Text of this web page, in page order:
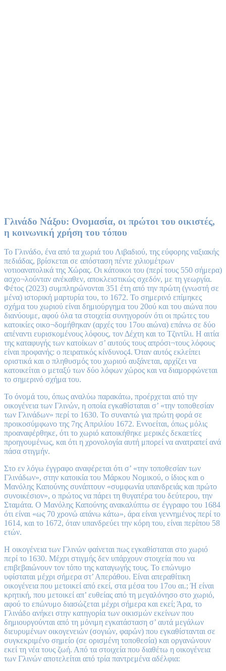
Γλινάδο Νάξου: Ονομασία, οι πρώτοι του οικιστές,
η κοινωνική χρήση του τόπου
Το Γλινάδο, ένα από τα χωριά του Λιβαδιού, της εύφορης ναξιακής
πεδιάδας, βρίσκεται σε απόσταση πέντε χιλιομέτρων
νοτιοανατολικά της Χώρας. Οι κάτοικοι του (περί τους 550 σήμερα)
ασχο¬λούνταν ανέκαθεν, αποκλειστικώς σχεδόν, με τη γεωργία.
Φέτος (2023) συμπληρώνονται 351 έτη από την πρώτη (γνωστή σε
μένα) ιστορική μαρτυρία του, το 1672. Το σημερινό επίμηκες
σχήμα του χωριού είναι δημιούργημα του 20ού και του αιώνα που
διανύουμε, αφού όλα τα στοιχεία συνηγορούν ότι οι πρώτες του
κατοικίες οικο¬δομήθηκαν (αρχές του 17ου αιώνα) επάνω σε δύο
απέναντι ευρισκομένους λόφους, τον Δέχτη και το Τζιντίλι. Η αιτία
της καταφυγής των κατοίκων σ’ αυτούς τους απρόσι¬τους λόφους
είναι προφανής: ο πειρατικός κίνδυνος4. Όταν αυτός εκλείπει
οριστικά και ο πληθυσμός του χωριού αυξάνεται, αρχίζει να
κατοικείται ο μεταξύ των δύο λόφων χώρος και να διαμορφώνεται
το σημερινό σχήμα του.
Το όνομά του, όπως αναλύω παρακάτω, προέρχεται από την
οικογένεια των Γλινών, η οποία εγκαθίσταται σ’ «την τοποθεσίαν
των Γλινάδων» περί το 1630. Το συναντώ για πρώτη φορά σε
προικοσύμφωνο της 7ης Απριλίου 1672. Εννοείται, όπως μόλις
προαναφέρθηκε, ότι το χωριό κατοικήθηκε μερικές δεκαετίες
προηγουμένως, και ότι η χρονολογία αυτή μπορεί να ανατραπεί ανά
πάσα στιγμήν.
Στο εν λόγω έγγραφο αναφέρεται ότι σ’ «την τοποθεσίαν των
Γλινάδων», στην κατοικία του Μάρκου Νομικού, ο ίδιος και ο
Μανόλης Καπούνης συνάπτουν «συμφωνία υπανδρειάς και πρώτο
συνοικέσιον», ο πρώτος να πάρει τη θυγατέρα του δεύτερου, την
Σταμάτα. Ο Μανόλης Καπούνης ανακαλύπτω σε έγγραφο του 1684
ότι είναι «ως 70 χρονώ απάνω κάτω», άρα είναι γεννημένος περί το
1614, και το 1672, όταν υπανδρεύει την κόρη του, είναι περίπου 58
ετών.
Η οικογένεια των Γλινών φαίνεται πως εγκαθίσταται στο χωριό
περί το 1630. Μέχρι στιγμής δεν υπάρχουν στοιχεία που να
επιβεβαιώνουν τον τόπο της καταγωγής τους. Το επώνυμο
υφίσταται μέχρι σήμερα στ’ Απεράθου. Είναι απεραθίτικη
οικογένεια που μετοικεί από εκεί, στα μέσα του 17ου αι.; Ή είναι
κρητική, που μετοικεί απ’ ευθείας από τη μεγαλόνησο στο χωριό,
αφού το επώνυμο διασώζεται μέχρι σήμερα και εκεί; Άρα, το
Γλινάδο ανήκει στην κατηγορία των οικισμών εκείνων που
δημιουργούνται από τη μόνιμη εγκατάσταση σ’ αυτά μεγάλων
διευρυμένων οικογενειών (σογιών, φαρών) που εγκαθίστανται σε
συγκεκριμένο σημείο (σε ορισμένη τοποθεσία) και οργανώνουν
εκεί τη νέα τους ζωή. Από τα στοιχεία που διαθέτω η οικογένεια
των Γλινών αποτελείται από τρία παντρεμένα αδέλφια: